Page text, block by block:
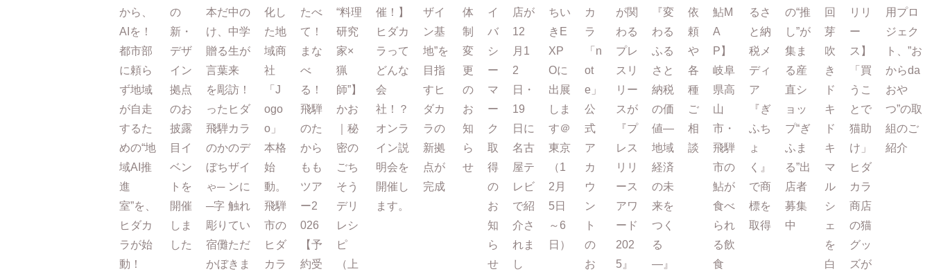
から、
AIを！
都市部
に頼ら
ず地域
が自走
するた
めの“地
域AI推
進
室”を、
ヒダカ
ラが始
動！
の
新・
デザ
イン
拠点
のお
披露
目イ
ベン
トを
開催
しま
した
本だ
け、
贈る
言葉
を彫
った
飛騨
のか
ぼち
ゃ─
─字
彫り
宿儺
かぼ
中の
中学
生が
来
訪！
ヒダ
カラ
のデ
ザイ
ンに
触れ
てい
ただ
きま
化し
た地
域商
社
「J
ogo
o」
本格
始
動。
飛騨
市の
ヒダ
カラ
たべ
て！
まな
べ
る！
飛騨
のた
から
もも
ツア
ー2
026
【予
約受
“料理
研究
家×
猟
師”】
かお
｜秘
密の
ごち
そう
デリ
レシ
ピ
（上
催！】
ヒダカ
ラって
どんな
会
社！？
オンラ
イン説
明会を
開催し
ます。
ザイ
ン基
地”を
目指
すヒ
ダカ
ラの
新拠
点が
完成
体
制
変
更
の
お
知
ら
せ
イ
バ
シ
ー
マ
ー
ク
取
得
の
お
知
ら
せ
店が
12
月1
2
日・
19
日に
名古
屋テ
レビ
で紹
介さ
れま
し
ちい
きE
XP
Oに
出展
しま
す＠
東京
（1
2月
5日
～6
日）
カ
ラ
「n
ot
e」
公
式
ア
カ
ウ
ン
ト
の
お
が関
わる
プレ
スリ
リー
スが
『プ
レス
リリ
ース
アワ
ード
202
5』
『変
わる
ふる
さと
納税
の価
値―
地域
経済
の未
来を
つく
る
―』
依
頼
や
各
種
ご
相
談
鮎M
A
P】
岐阜
県高
山
市・
飛騨
市の
鮎が
食べ
られ
る飲
食
るさ
と納
税メ
ディ
ア
『ぎ
ふち
ょ
く』
で商
標を
取得
の“推
し”が
集ま
る産
直シ
ョッ
プ“ぎ
ふま
る”出
店者
募集
中
回
芽
吹
き
ド
キ
ド
キ
マ
ル
シ
ェ
を
白
リリ
ー
ス】
「買
うこ
とで
猫助
け」
ヒダ
カラ
商店
の猫
グッ
ズが
用プロ
ジェク
ト、”お
からda
おや
つ”の取
組のご
紹介